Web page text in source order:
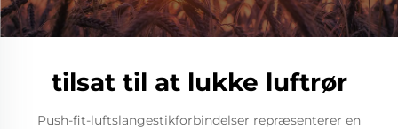
tilsat til at lukke luftrør
Push-fit-luftslangestikforbindelser repræsenterer en